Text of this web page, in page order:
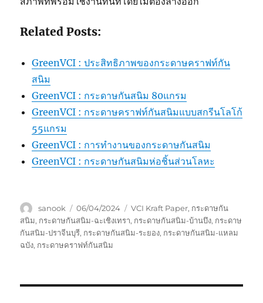
Related Posts:
GreenVCI : ประสิทธิภาพของกระดาษคราฟท์กัน
สนิม
GreenVCI : กระดาษกันสนิม 80แกรม
GreenVCI : กระดาษคราฟท์กันสนิมแบบสกรีนโลโก้
55แกรม
GreenVCI : การทำงานของกระดาษกันสนิม
GreenVCI : กระดาษกันสนิมห่อชิ้นส่วนโลหะ
Author
sanook
Posted
on
06/04/2024 Tags
VCI Kraft Paper, กระดาษกัน
สนิม, กระดาษกันสนิม-ฉะเชิงเทรา, กระดาษกันสนิม-บ้านบึง, กระดาษ
กันสนิม-ปราจีนบุรี, กระดาษกันสนิม-ระยอง, กระดาษกันสนิม-แหลม
ฉบัง, กระดาษคราฟท์กันสนิม